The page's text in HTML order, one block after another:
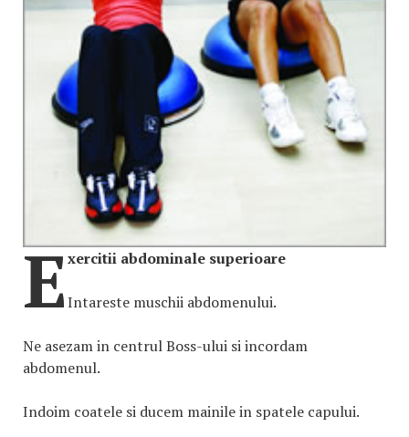
Exercitii abdominale superioare
Intareste muschii abdomenului.
Ne asezam in centrul Boss-ului si incordam
abdomenul.
Indoim coatele si ducem mainile in spatele capului.